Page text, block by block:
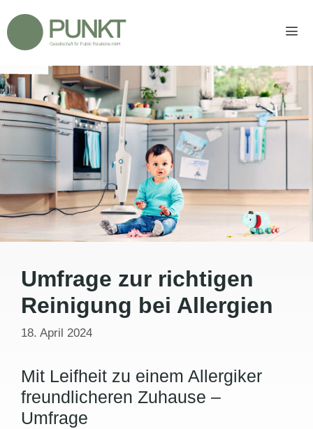
Inhalt
springen
Umfrage zur richtigen
Reinigung bei Allergien
18. April 2024
Mit Leifheit zu einem Allergiker
freundlicheren Zuhause –
Umfrage